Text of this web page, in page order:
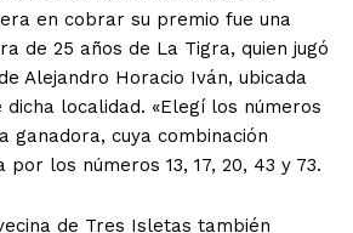
en cobrar su premio fue una
de 25 años de La Tigra, quien jugó
Alejandro Horacio Iván, ubicada
dicha localidad. «Elegí los números
ganadora, cuya combinación
los números 13, 17, 20, 43 y 73.
de Tres Isletas también